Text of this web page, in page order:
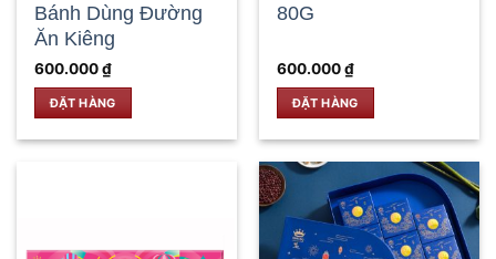
Bánh Dùng Đường
Ăn Kiêng
600.000₫
ĐẶT HÀNG
80G
600.000₫
ĐẶT HÀNG